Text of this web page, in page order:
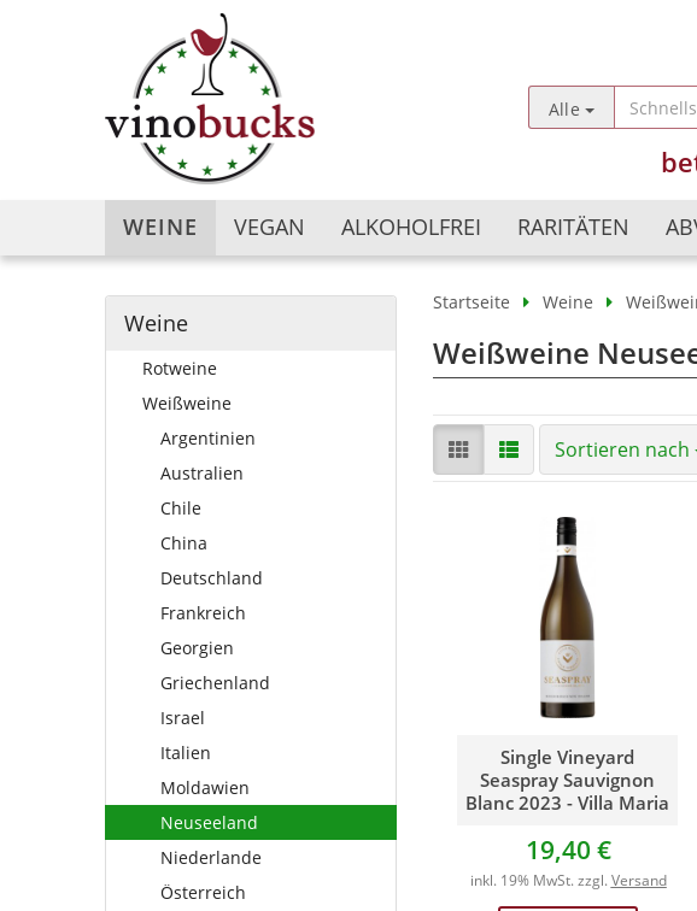
Alle
WEINE
Argentinien
Australien
Bulgarien
Frankreich
Georgien
Griechenland
Israel
Italien
Mazedonien
Neuseeland
Niederlande
Österreich
Portugal
Rumänien
Schweiz
Argentinien
Argentinien
Australien
China
Deutschland
Frankreich
Israel
Italien
Moldawien
Neuseeland
Niederlande
Österreich
Portugal
Südafrika
Ungarn
VEGAN ALKOHOLFREI RARITÄTEN
Startseite Weine
Weißweine
Sortieren nach
Single Vineyard
Seaspray Sauvignon
Blanc 2023 - Villa Maria
19,40 €
inkl. 19% MwSt. zzgl. Versand
Weine
Rotweine
Weißweine
Argentinien
Australien
Chile
China
Deutschland
Frankreich
Georgien
Griechenland
Israel
Italien
Moldawien
Neuseeland
Niederlande
Österreich